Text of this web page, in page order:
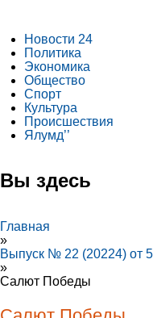
Новости 24
Политика
Экономика
Общество
Спорт
Культура
Происшествия
Ялумд’’
Вы здесь
Главная
»
Выпуск № 22 (20224) от 5
»
Салют Победы